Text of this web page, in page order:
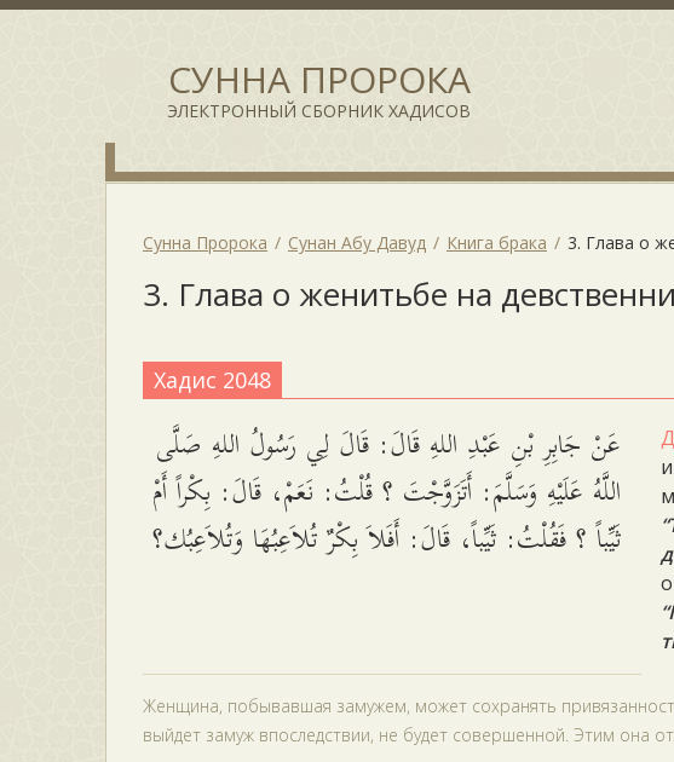
СУННА ПРОРОКА
ЭЛЕКТРОННЫЙ СБОРНИК ХАДИСОВ
Сунна Пророка Сунан Абу Давуд Книга брака 3. Глава о
3. Глава о женитьбе на
Хадис 2048
عَنْ جَابِرِ بْنِ عَبْدِ اللهِ قَالَ: قَالَ لِي رَسُولُ اللهِ صَلَّى
اللَّهُ عَلَيْهِ وَسَلَّمَ: أَتَزَوَّجْتَ ؟ قُلْتُ: نَعَمْ، قَالَ: بِكْراً أَمْ
ثَيِّباً ؟ فَقُلْتُ: ثَيِّباً، قَالَ: أَفَلاَ بِكْرٌ تُلاَعِبُهَا وَتُلاَعِبُك؟
Женщина, побывавшая замужем, может сохранять
выйдет замуж впоследствии, не будет совершенной. Этим она